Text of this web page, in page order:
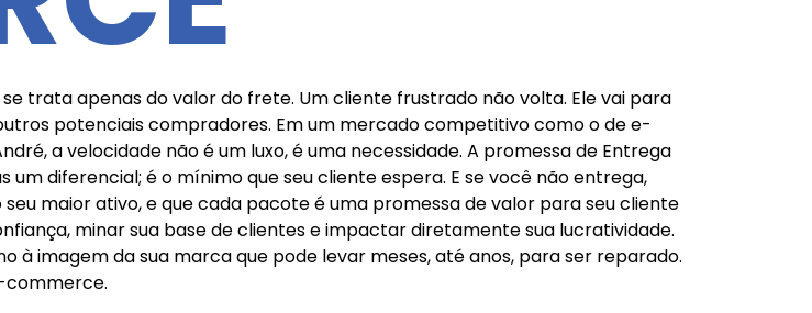
trata apenas do valor do frete. Um cliente frustrado não volta. Ele vai para
potenciais compradores. Em um mercado competitivo como o de e-
a velocidade não é um luxo, é uma necessidade. A promessa de Entrega
diferencial; é o mínimo que seu cliente espera. E se você não entrega,
maior ativo, e que cada pacote é uma promessa de valor para seu cliente
minar sua base de clientes e impactar diretamente sua lucratividade.
à imagem da sua marca que pode levar meses, até anos, para ser reparado.
commerce.